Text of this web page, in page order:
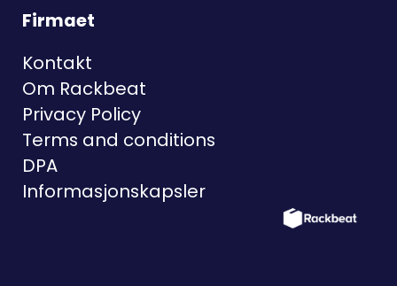
Firmaet
Kontakt
Om Rackbeat
Privacy Policy
Terms and conditions
DPA
Informasjonskapsler